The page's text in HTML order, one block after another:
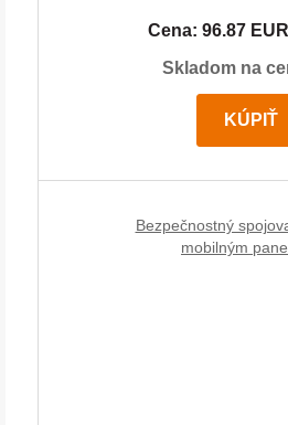
Cena: 96.87
Skladom na
KÚPIŤ
Bezpečnostný
mobilným